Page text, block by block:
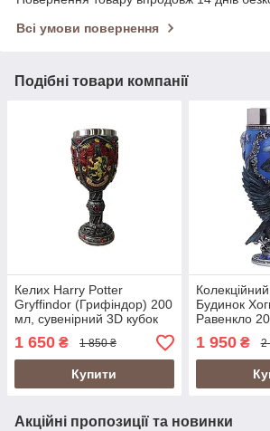
Всі умови повернення
Подібні товари компанії
Келих Harry Potter
Gryffindor (Грифіндор) 200
мл, сувенірний 3D кубок
Hogwarts, подарунок
фанату
1 650 ₴ 1 850 ₴
Купити
Будинок
Равенкло
подарунок
фентезі
1 950₴ 2
Акційні пропозиції та новинки